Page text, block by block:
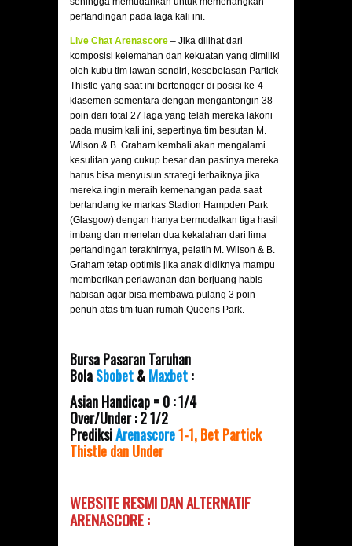
pertandingan pada laga kali ini.
Live Chat Arenascore – Jika dilihat dari
komposisi kelemahan dan kekuatan yang dimiliki
oleh kubu tim lawan sendiri, kesebelasan Partick
Thistle yang saat ini bertengger di posisi ke-4
klasemen sementara dengan mengantongin 38
poin dari total 27 laga yang telah mereka lakoni
pada musim kali ini, sepertinya tim besutan M.
Wilson & B. Graham kembali akan mengalami
kesulitan yang cukup besar dan pastinya mereka
harus bisa menyusun strategi terbaiknya jika
mereka ingin meraih kemenangan pada saat
bertandang ke markas Stadion Hampden Park
(Glasgow) dengan hanya bermodalkan tiga hasil
imbang dan menelan dua kekalahan dari lima
pertandingan terakhirnya, pelatih M. Wilson & B.
Graham tetap optimis jika anak didiknya mampu
memberikan perlawanan dan berjuang habis-
habisan agar bisa membawa pulang 3 poin
penuh atas tim tuan rumah Queens Park.
Bursa Pasaran Taruhan
BolaSbobet&Maxbet:
Asian Handicap = 0 : 1/4
Over/Under : 2 1/2
PrediksiArenascore1-1, Bet Partick
Thistle dan Under
WEBSITE RESMI DANALTERNATIF
ARENASCORE :